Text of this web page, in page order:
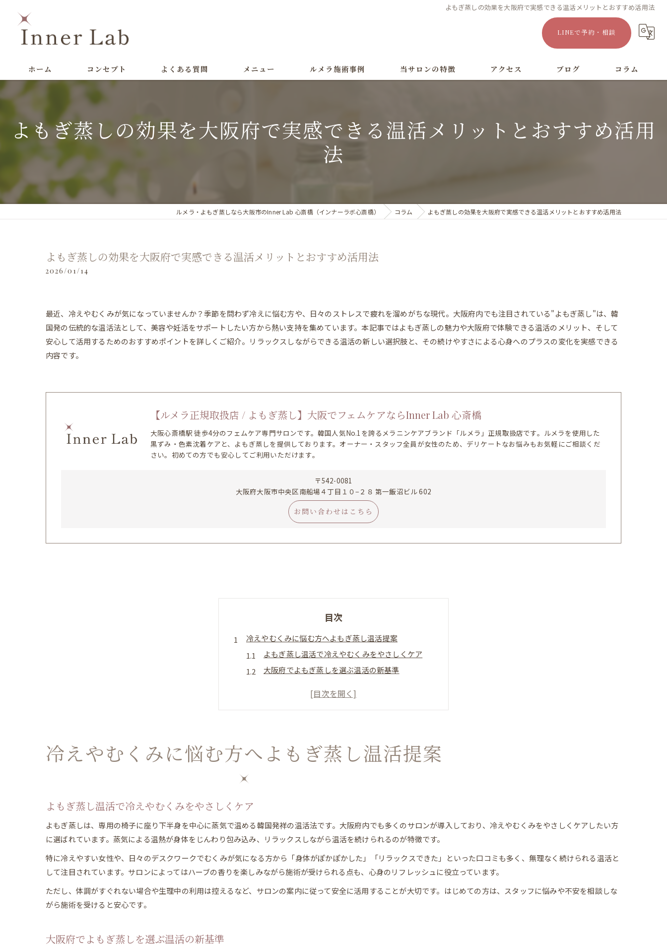
よもぎ蒸しの効果を大阪府で実感できる温活メリットとおすすめ活用法
LINEで予約・相談
ホーム コンセプト よくある質問 メニュー ルメラ施術事例 当サロンの特徴
黒ずみ
アクセス ブログ コラム
よもぎ蒸しの効果を大阪府で実感できる温活メリットとおすすめ活用
法
ルメラ・よもぎ蒸しなら大阪市のInner Lab 心斎橋（インナーラボ心斎橋） コラム よもぎ蒸しの効果を大阪府で実感できる温活メリットとおすすめ活用法
よもぎ蒸しの効果を大阪府で実感できる温活メリットとおすすめ活用法
2026/01/14
最近、冷えやむくみが気になっていませんか？季節を問わず冷えに悩む方や、日々のストレスで疲れを溜めがちな現代。大阪府内でも注目されている"よもぎ蒸し"は、韓
国発の伝統的な温活法として、美容や妊活をサポートしたい方から熱い支持を集めています。本記事ではよもぎ蒸しの魅力や大阪府で体験できる温活のメリット、そして
安心して活用するためのおすすめポイントを詳しくご紹介。リラックスしながらできる温活の新しい選択肢と、その続けやすさによる心身へのプラスの変化を実感できる
内容です。
【ルメラ正規取扱店 / よもぎ蒸し】大阪でフェムケアならInner Lab 心斎橋
大阪心斎橋駅 徒歩4分のフェムケア専門サロンです。韓国人気No.1を誇るメラニンケアブランド「ルメラ」正規取扱店です。ルメラを使用した
黒ずみ・色素沈着ケアと、よもぎ蒸しを提供しております。オーナー・スタッフ全員が女性のため、デリケートなお悩みもお気軽にご相談くだ
さい。初めての方でも安心してご利用いただけます。
〒542-0081
大阪府大阪市中央区南船場４丁目１０−２８ 第一飯沼ビル 602
お問い合わせはこちら
目次
冷えやむくみに悩む方へよもぎ蒸し温活提案
よもぎ蒸し温活で冷えやむくみをやさしくケア
大阪府でよもぎ蒸しを選ぶ温活の新基準
よもぎ蒸し温活で叶える女性の健やかな日常
大阪府で人気のよもぎ蒸し温活が選ばれる理由
よもぎ蒸し温活を続けることで期待できる変化
温活効果を実感したい方によもぎ蒸し活用法
よもぎ蒸し温活で体の変化を感じるポイント
温活目的でよもぎ蒸しを選ぶ際の注意点
よもぎ蒸し温活の効果を高める利用方法
無理なく続けられるよもぎ蒸し温活の始め方
冷えやむくみに悩む方へよもぎ蒸し温活提案
よもぎ蒸し温活で冷えやむくみをやさしくケア
よもぎ蒸しは、専用の椅子に座り下半身を中心に蒸気で温める韓国発祥の温活法です。大阪府内でも多くのサロンが導入しており、冷えやむくみをやさしくケアしたい方
に選ばれています。蒸気による温熱が身体をじんわり包み込み、リラックスしながら温活を続けられるのが特徴です。
特に冷えやすい女性や、日々のデスクワークでむくみが気になる方から「身体がぽかぽかした」「リラックスできた」といった口コミも多く、無理なく続けられる温活と
して注目されています。サロンによってはハーブの香りを楽しみながら施術が受けられる点も、心身のリフレッシュに役立っています。
ただし、体調がすぐれない場合や生理中の利用は控えるなど、サロンの案内に従って安全に活用することが大切です。はじめての方は、スタッフに悩みや不安を相談しな
がら施術を受けると安心です。
大阪府でよもぎ蒸しを選ぶ温活の新基準